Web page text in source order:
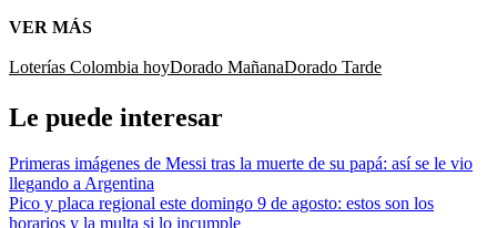
VER MÁS
Loterías Colombia hoyDorado MañanaDorado Tarde
Le puede interesar
Primeras imágenes de Messi tras la muerte de su papá: así se le vio
llegando a Argentina
Pico y placa regional este domingo 9 de agosto: estos son los
horarios y la multa si lo incumple